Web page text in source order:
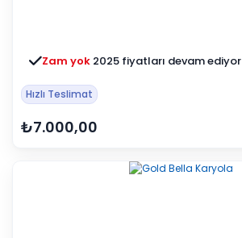
Zam yok 2025 fiyatları devam ediyor
Hızlı Teslimat
₺7.000,00